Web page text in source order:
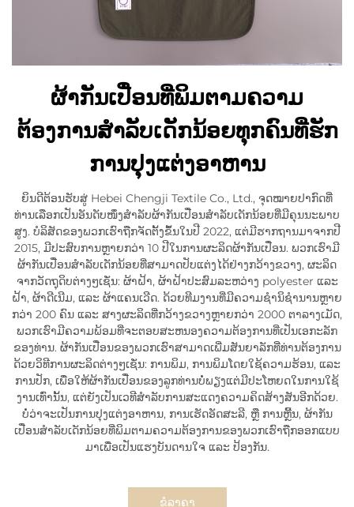
ຜ້າກັນເປື່ອນທີ່ພິມຕາມຄວາມ
ຕ້ອງການສຳລັບເດັກນ້ອຍທຸກຄົນທີ່ຮັກ
ການປຸງແຕ່ງອາຫານ
ຍິນດີຕ້ອນຮັບສູ່ Hebei Chengji Textile Co., Ltd., ຈຸດໝາຍປາກົດທີ່
ທ່ານເລືອກເປັນອັນດັບໜຶ່ງສຳລັບຜ້າກັນເປື່ອນສຳລັບເດັກນ້ອຍທີ່ມີຄຸນນະພາບ
ສູງ. ບໍລິສັດຂອງພວກເຮົາຖືກຈັດຕັ້ງຂຶ້ນໃນປີ 2022, ແຕ່ມີຮາກຖານມາຈາກປີ
2015, ມີປະສົບການຫຼາຍກວ່າ 10 ປີໃນການຜະລິດຜ້າກັນເປື່ອນ. ພວກເຮົາມີ
ຜ້າກັນເປື່ອນສຳລັບເດັກນ້ອຍທີ່ສາມາດປັບແຕ່ງໄດ້ຢ່າງກວ້າງຂວາງ, ຜະລິດ
ຈາກວັດຖຸດິບຕ່າງໆເຊັ່ນ: ຜ້າຝ້າ, ຜ້າຝ້າປະສົມລະຫວ່າງ polyester ແລະ
ຝ້າ, ຜ້າດີເນີມ, ແລະ ຜ້າແຄນເວີດ. ດ້ວຍທີມງານທີ່ມີຄວາມຊຳນິຊຳນານຫຼາຍ
ກວ່າ 200 ຄົນ ແລະ ສາງຜະລິດທີ່ກວ້າງຂວາງຫຼາຍກວ່າ 2000 ຕາລາງເມັດ,
ພວກເຮົາມີຄວາມພ້ອມທີ່ຈະຕອບສະຫນອງຄວາມຕ້ອງການທີ່ເປັນເອກະລັກ
ຂອງທ່ານ. ຜ້າກັນເປື່ອນຂອງພວກເຮົາສາມາດເພີ່ມສັນຍາລັກທີ່ທ່ານຕ້ອງການ
ດ້ວຍວິທີການຜະລິດຕ່າງໆເຊັ່ນ: ການພິມ, ການພິມໂດຍໃຊ້ຄວາມຮ້ອນ, ແລະ
ການປັກ, ເພື່ອໃຫ້ຜ້າກັນເປື່ອນຂອງລູກທ່ານບໍ່ພຽງແຕ່ມີປະໂຫຍດໃນການໃຊ້
ງານເທົ່ານັ້ນ, ແຕ່ຍັງເປັນເວທີສຳລັບການສະແດງຄວາມຄິດສ້າງສັນອີກດ້ວຍ.
ບໍ່ວ່າຈະເປັນການປຸງແຕ່ງອາຫານ, ການເຮັດອັດສະລີ, ຫຼື ການຫຼີ້ນ, ຜ້າກັນ
ເປື່ອນສຳລັບເດັກນ້ອຍທີ່ພິມຕາມຄວາມຕ້ອງການຂອງພວກເຮົາຖືກອອກແບບ
ມາເພື່ອເປັນແຮງບັນດານໃຈ ແລະ ປ້ອງກັນ.
ຂໍລາຄາ